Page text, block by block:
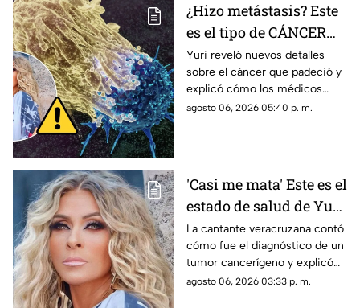
¿Hizo metástasis? Este
es el tipo de CÁNCER
que le diagnosticaron a
Yuri
Yuri reveló nuevos detalles
sobre el cáncer que padeció y
explicó cómo los médicos
encontraron un pequeño
agosto 06, 2026 05:40 p. m.
'Casi me mata' Este es el
estado de salud de Yuri
tras confirmar un
TUMOR cancerígeno
La cantante veracruzana contó
cómo fue el diagnóstico de un
tumor cancerígeno y explicó
cuál es su estado de salud.
agosto 06, 2026 03:33 p. m.